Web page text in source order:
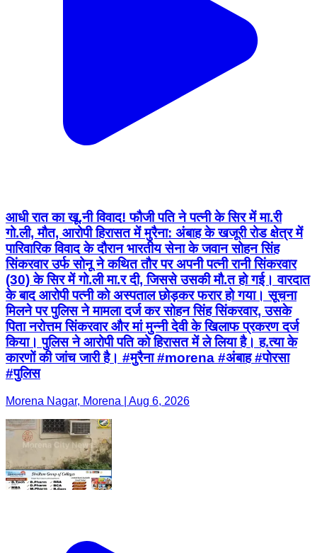
आधी रात का खू.नी विवाद! फौजी पति ने पत्नी के सिर में मा.री
गो.ली, मौत, आरोपी हिरासत में मुरैना: अंबाह के खजूरी रोड क्षेत्र में
पारिवारिक विवाद के दौरान भारतीय सेना के जवान सोहन सिंह
सिंकरवार उर्फ सोनू ने कथित तौर पर अपनी पत्नी रानी सिंकरवार
(30) के सिर में गो.ली मा.र दी, जिससे उसकी मौ.त हो गई। वारदात
के बाद आरोपी पत्नी को अस्पताल छोड़कर फरार हो गया। सूचना
मिलने पर पुलिस ने मामला दर्ज कर सोहन सिंह सिंकरवार, उसके
पिता नरोत्तम सिंकरवार और मां मुन्नी देवी के खिलाफ प्रकरण दर्ज
किया। पुलिस ने आरोपी पति को हिरासत में ले लिया है। ह.त्या के
कारणों की जांच जारी है। #मुरैना #morena #अंबाह #पोरसा
#पुलिस
Morena Nagar, Morena | Aug 6, 2026